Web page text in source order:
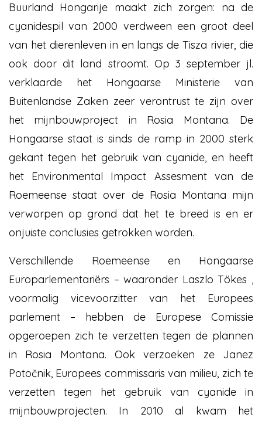
Buurland Hongarije maakt zich zorgen: na de
cyanidespil van 2000 verdween een groot deel
van het dierenleven in en langs de Tisza rivier, die
ook door dit land stroomt. Op 3 september jl.
verklaarde het Hongaarse Ministerie van
Buitenlandse Zaken zeer verontrust te zijn over
het mijnbouwproject in Rosia Montana. De
Hongaarse staat is sinds de ramp in 2000 sterk
gekant tegen het gebruik van cyanide, en heeft
het Environmental Impact Assesment van de
Roemeense staat over de Rosia Montana mijn
verworpen op grond dat het te breed is en er
onjuiste conclusies getrokken worden.
Verschillende Roemeense en Hongaarse
Europarlementariërs – waaronder Laszlo Tökes ,
voormalig vicevoorzitter van het Europees
parlement – hebben de Europese Comissie
opgeroepen zich te verzetten tegen de plannen
in Rosia Montana. Ook verzoeken ze Janez
Potočnik, Europees commissaris van milieu, zich te
verzetten tegen het gebruik van cyanide in
mijnbouwprojecten. In 2010 al kwam het